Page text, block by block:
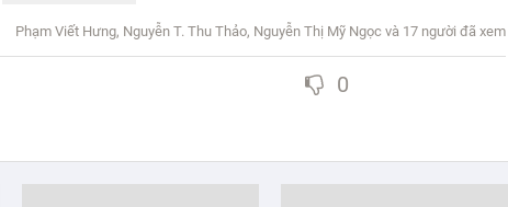
Phạm Viết Hưng, Nguyễn T. Thu Thảo, Nguyễn Thị Mỹ Ngọc và 17 người đã xem
0